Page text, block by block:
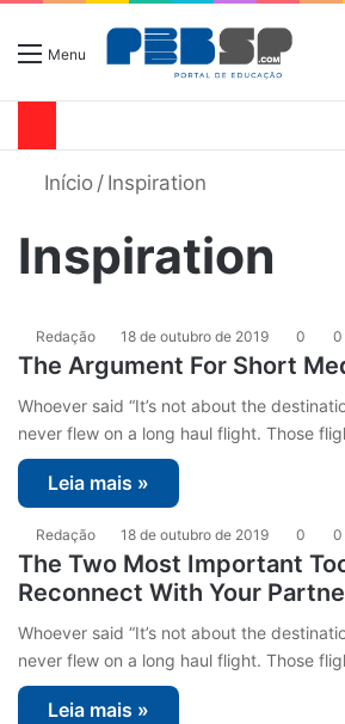
Menu
Início / Inspiration
Inspiration
Redação 18 de outubro de 2019 0 0
The Argument For Short
Whoever said “It’s not about the
never flew on a long haul flight. Those
Leia mais »
Redação 18 de outubro de 2019 0 0
The Two Most Important
Reconnect With Your
Whoever said “It’s not about the
never flew on a long haul flight. Those
Leia mais »